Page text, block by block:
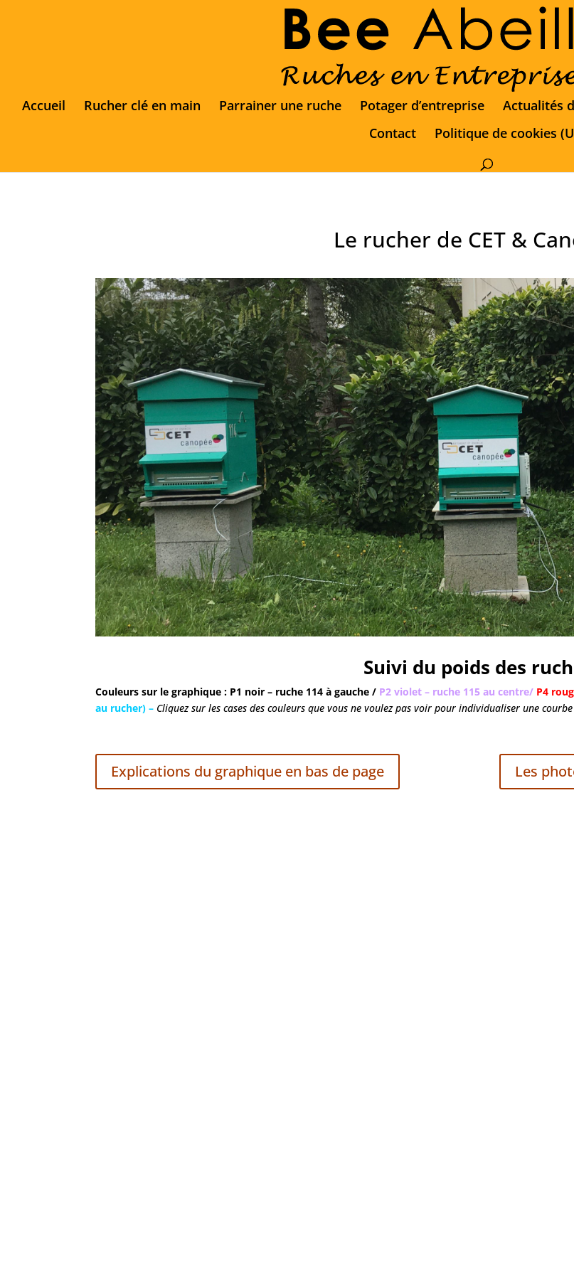
Accueil Rucher clé en main Parrainer une ruche Potager d’entreprise Actualités
Contact
Politique de cookies
Le rucher de CET &
Suivi du poids des
Couleurs sur le graphique : P1 noir – ruche 114 à gauche / P2 violet – ruche 115 au centre/ P4
au rucher) – Cliquez sur les cases des couleurs que vous ne voulez pas voir pour individualiser une courbe
Explications du graphique en bas de page Les